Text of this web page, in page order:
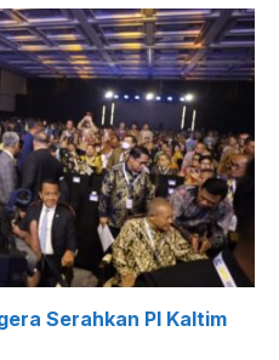
Serahkan PI Kaltim